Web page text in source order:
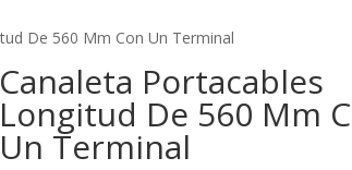
De 560 Mm Con Un Terminal
Canaleta Portacables
Longitud De 560 Mm
Un Terminal